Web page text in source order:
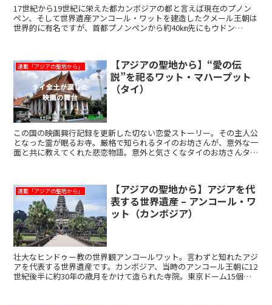
17世紀から19世紀に栄えた都カンボジアの都と言えば現在のプノン
ペン、そして世界遺産アンコール・ワットを建造したクメール王朝は
世界的に有名ですが、首都プノンペンから約40㎞先にもウドン
連載「アジアの聖地から」
【アジアの聖地から】“愛の伝
説”を祀るワット・マハープット
（タイ）
この国の映画興行記録を更新した切ない恋愛ストーリー。その主人公
となった霊が眠るお寺。厳格で知られるタイのお坊さんが、意外な一
面と共に教えてくれた悲恋物語。意外と気さくなタイのお坊さんタイ
連載「アジアの聖地から」
【アジアの聖地から】アジアを代
表する世界遺産 – アンコール・ワ
ット（カンボジア）
壮大なヒンドゥー教の世界観アンコールワット。言わずと知れたアジ
アを代表する世界遺産です。カンボジア、当時のアンコール王朝に12
世紀後半に約30年の歳月をかけて造られた寺院。東京ドーム15個分